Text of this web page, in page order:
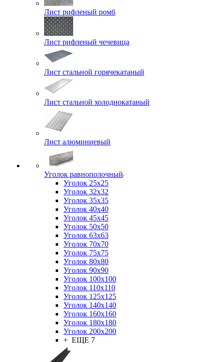
Лист рифленый ромб
Лист рифленый чечевица
Лист стальной горячекатаный
Лист стальной холоднокатаный
Лист алюминиевый
Уголок равнополочный
Уголок 25x25
Уголок 32x32
Уголок 35x35
Уголок 40x40
Уголок 45x45
Уголок 50х50
Уголок 63х63
Уголок 70х70
Уголок 75x75
Уголок 80х80
Уголок 90х90
Уголок 100х100
Уголок 110х110
Уголок 125х125
Уголок 140х140
Уголок 160х160
Уголок 180х180
Уголок 200х200
+ ЕЩЕ 7